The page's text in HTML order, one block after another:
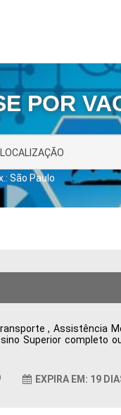
POR
São Paulo
, Assistência
Superior
EXPIRA EM: 19